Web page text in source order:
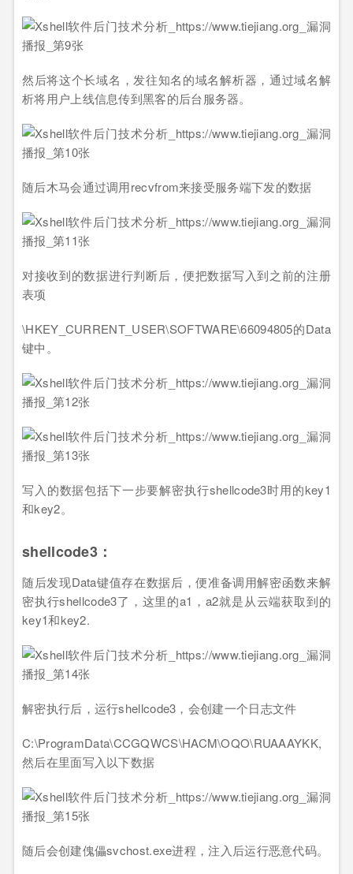
然后将这个长域名，发往知名的域名解析器，通过域名解
析将用户上线信息传到黑客的后台服务器。
随后木马会通过调用recvfrom来接受服务端下发的数据
对接收到的数据进行判断后，便把数据写入到之前的注册
表项
\HKEY_CURRENT_USER\SOFTWARE\66094805的Data
键中。
写入的数据包括下一步要解密执行shellcode3时用的key1
和key2。
shellcode3：
随后发现Data键值存在数据后，便准备调用解密函数来解
密执行shellcode3了，这里的a1，a2就是从云端获取到的
key1和key2.
解密执行后，运行shellcode3，会创建一个日志文件
C:\ProgramData\CCGQWCS\HACM\OQO\RUAAAYKK,
然后在里面写入以下数据
随后会创建傀儡svchost.exe进程，注入后运行恶意代码。